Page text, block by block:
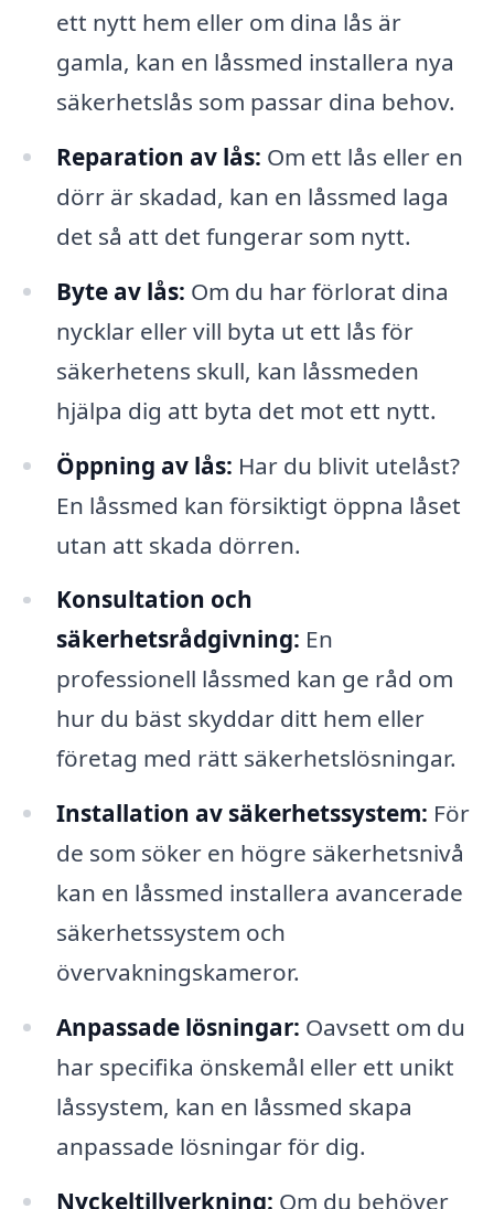
ett nytt hem eller om dina lås är
gamla, kan en låssmed installera nya
säkerhetslås som passar dina behov.
Reparation av lås: Om ett lås eller en
dörr är skadad, kan en låssmed laga
det så att det fungerar som nytt.
Byte av lås: Om du har förlorat dina
nycklar eller vill byta ut ett lås för
säkerhetens skull, kan låssmeden
hjälpa dig att byta det mot ett nytt.
Öppning av lås: Har du blivit utelåst?
En låssmed kan försiktigt öppna låset
utan att skada dörren.
Konsultation och
säkerhetsrådgivning: En
professionell låssmed kan ge råd om
hur du bäst skyddar ditt hem eller
företag med rätt säkerhetslösningar.
Installation av säkerhetssystem: För
de som söker en högre säkerhetsnivå
kan en låssmed installera avancerade
säkerhetssystem och
övervakningskameror.
Anpassade lösningar: Oavsett om du
har specifika önskemål eller ett unikt
låssystem, kan en låssmed skapa
anpassade lösningar för dig.
Nyckeltillverkning: Om du behöver